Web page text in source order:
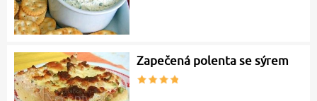
Zapečená polenta se sýrem